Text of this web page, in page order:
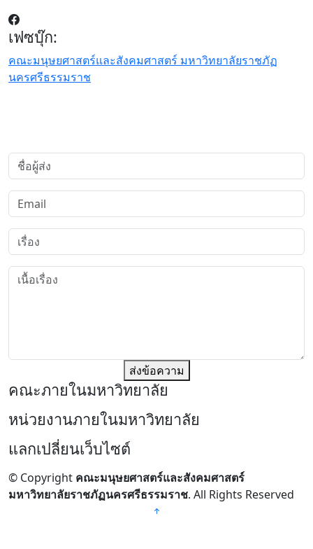
เฟซบุ๊ก:
คณะมนุษยศาสตร์และสังคมศาสตร์ มหาวิทยาลัยราชภัฏ
นครศรีธรรมราช
ส่งข้อความ
คณะภายในมหาวิทยาลัย
หน่วยงานภายในมหาวิทยาลัย
แลกเปลี่ยนเว็บไซต์
© Copyright คณะมนุษยศาสตร์และสังคมศาสตร์
มหาวิทยาลัยราชภัฏนครศรีธรรมราช. All Rights Reserved